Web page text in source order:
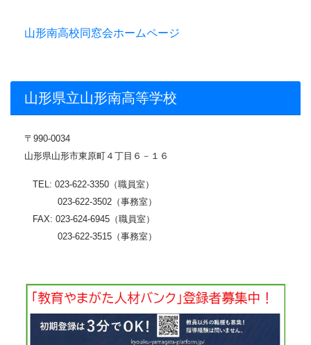
山形南高校同窓会ホームページ
山形県立山形南高等学校
〒 990-0034
山形県山形市東原町４丁目６－１６
TEL: 023-622-3350（職員室）
023-622-3502（事務室）
FAX: 023-624-6945（職員室）
023-622-3515（事務室）